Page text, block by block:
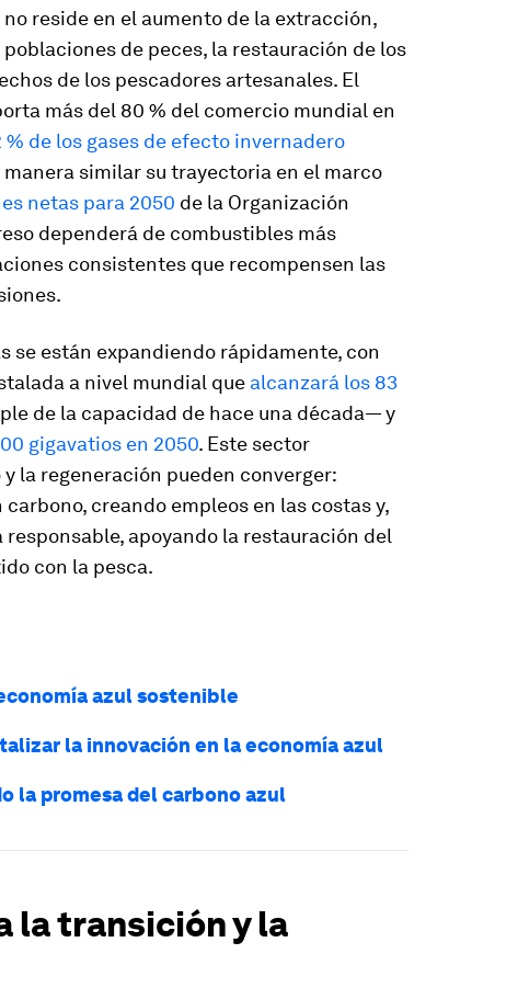
reside en el aumento de la extracción,
de peces, la restauración de los
de los pescadores artesanales. El
más del 80 % del comercio mundial en
de los gases de efecto invernadero
similar su trayectoria en el marco
netas para 2050 de la Organización
dependerá de combustibles más
consistentes que recompensen las
se están expandiendo rápidamente, con
a nivel mundial que alcanzará los 83
de la capacidad de hace una década— y
gigavatios en 2050. Este sector
la regeneración pueden converger:
creando empleos en las costas y,
apoyando la restauración del
con la pesca.
azul sostenible
la innovación en la economía azul
la promesa del carbono azul
la transición y la